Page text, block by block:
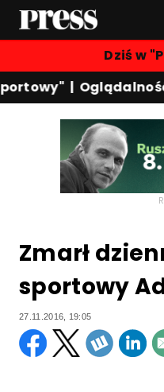
Dziś w
|Oglądalność
Zmarł
sportowy
27.11.2016, 19:05